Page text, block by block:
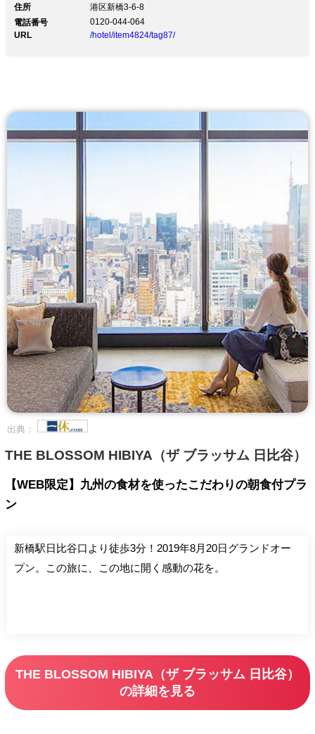
住所
港区新橋3-6-8
電話番号
0120-044-064
URL
/hotel/item4824/tag87/
出典：
THE BLOSSOM HIBIYA（ザ ブラッサム 日比谷）
【WEB限定】九州の食材を使ったこだわりの朝食付プラ
ン
新橋駅日比谷口より徒歩3分！2019年8月20日グランドオー
プン。この旅に、この地に開く感動の花を。
THE BLOSSOM HIBIYA（ザ ブラッサム 日比谷）
の詳細を見る